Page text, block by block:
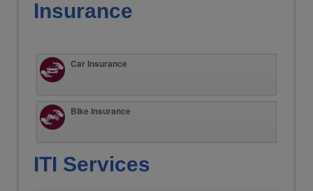
Insurance
Car Insurance
Bike Insurance
ITI Services